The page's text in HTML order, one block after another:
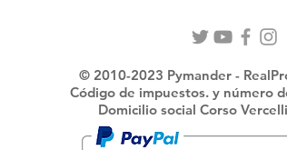
© 2010-2023 Pymander -
Código de impuestos. y número
Domicilio social Corso